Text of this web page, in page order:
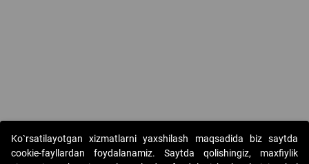
Copyright © 2017-2026. "Elektron onlayn-auksionlarni tashkil etish"
AJ. Barcha huquqlar himoyalangan
Ko`rsatilayotgan xizmatlarni yaxshilash maqsadida biz saytda
cookie-fayllardan foydalanamiz. Saytda qolishingiz, maxfiylik